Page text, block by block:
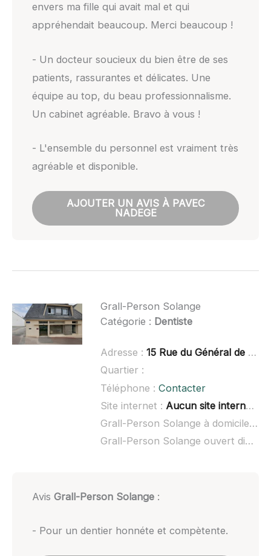
envers ma fille qui avait mal et qui
appréhendait beaucoup. Merci beaucoup !
- Un docteur soucieux du bien être de ses
patients, rassurantes et délicates. Une
équipe au top, du beau professionnalisme.
Un cabinet agréable. Bravo à vous !
- L'ensemble du personnel est vraiment très
agréable et disponible.
AJOUTER UN AVIS À PAVEC
NADEGE
Grall-Person Solange
Catégorie : Dentiste
Adresse : 15 Rue du Général de Gaulle, 29520 Châteauneuf-du-Faou
Quartier :
Téléphone : Contacter
Site internet : Aucun site internet connu
Grall-Person Solange à domicile :
Grall-Person Solange ouvert dimanche :
Avis Grall-Person Solange:
- Pour un dentier honnéte et compètente.